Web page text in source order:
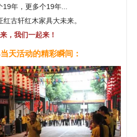
19年，更多个19年...
红古轩红木家具大未来。
，我们一起来！
天活动的精彩瞬间：